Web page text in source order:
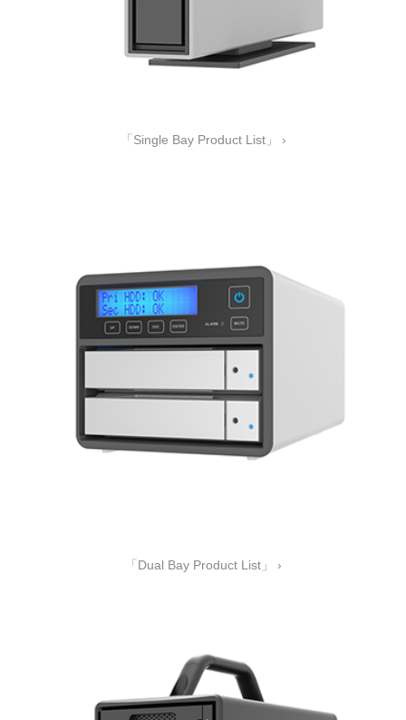
「Single Bay Product List」 ›
「Dual Bay Product List」 ›